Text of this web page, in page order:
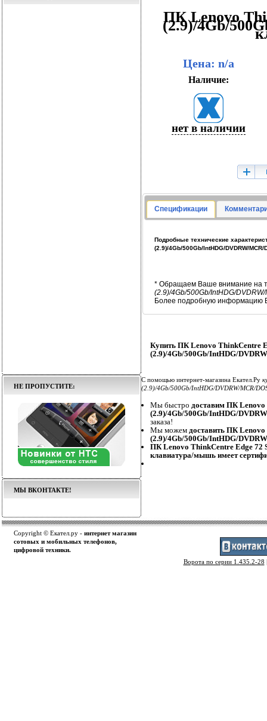
НЕ ПРОПУСТИТЕ:
МЫ ВКОНТАКТЕ!
ПК Lenovo
(2.9)/4Gb/
Цена: n/a
Наличие:
нет в наличии
Спецификации
Подробные технические
(2.9)/4Gb/500Gb/IntHDG/DVDRW/
* Обращаем Ваше внимание на
(2.9)/4Gb/500Gb/IntHDG/
Более подробную информацию
Купить ПК Lenovo ThinkCentre
(2.9)/4Gb/500Gb/IntHDG/
С помощью интернет-магазина Екател.Ру
(2.9)/4Gb/500Gb/IntHDG/DVDRW/MCR/
Мы быстро доставим ПК Lenovo
(2.9)/4Gb/500Gb/IntHDG/
заказа!
Мы можем доставить ПК
(2.9)/4Gb/500Gb/IntHDG/
ПК Lenovo ThinkCentre Edge 72
клавиатура/мышь имеет
Copyright © Екател.ру - интернет магазин
сотовых и мобильных телефонов,
цифровой техники.
Ворота по серии 1.435.2-28